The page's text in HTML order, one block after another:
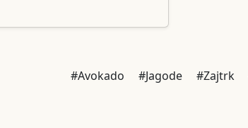
#Avokado #Jagode #Zajtrk